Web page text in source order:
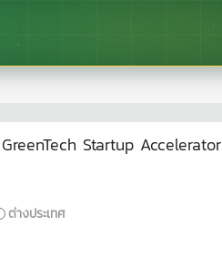
Startup Accelerator
ต่างประเทศ